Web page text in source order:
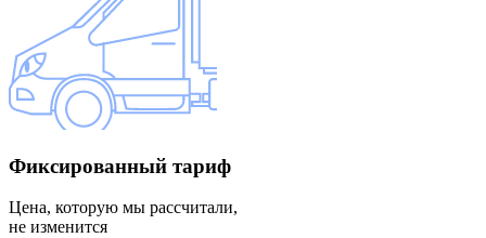
Фиксированный тариф
Цена, которую мы рассчитали,
не изменится